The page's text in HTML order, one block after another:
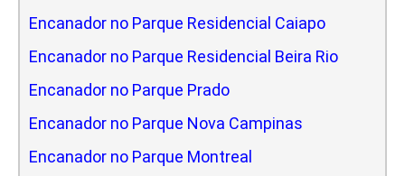
Encanador no Parque Residencial Caiapo
Encanador no Parque Residencial Beira Rio
Encanador no Parque Prado
Encanador no Parque Nova Campinas
Encanador no Parque Montreal